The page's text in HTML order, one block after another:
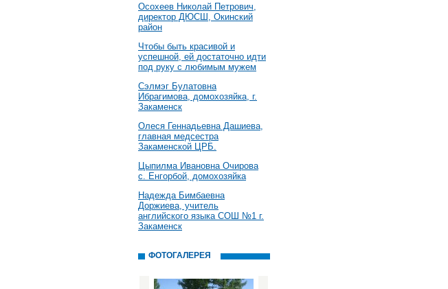
Осохеев Николай Петрович,
директор ДЮСШ, Окинский
район
Чтобы быть красивой и
успешной, ей достаточно идти
под руку с любимым мужем
Сэлмэг Булатовна
Ибрагимова, домохозяйка, г.
Закаменск
Олеся Геннадьевна Дашиева,
главная медсестра
Закаменской ЦРБ.
Цыпилма Ивановна Очирова
с. Енгорбой, домохозяйка
Надежда Бимбаевна
Доржиева, учитель
английского языка СОШ №1 г.
Закаменск
ФОТОГАЛЕРЕЯ